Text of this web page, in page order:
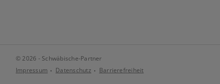
© 2026 - Schwäbische-Partner
Impressum
Datenschutz Barrierefreiheit